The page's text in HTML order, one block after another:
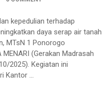
kepedulian terhadap
daya serap air tanah
MTsN 1 Ponorogo
(Gerakan Madrasah
2025). Kegiatan ini
Kantor …